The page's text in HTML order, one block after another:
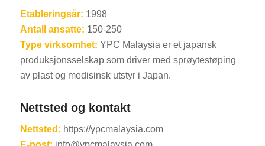
Etableringsår: 1998
Antall ansatte: 150-250
Type virksomhet: YPC Malaysia er et japansk
produksjonsselskap som driver med sprøytestøping
av plast og medisinsk utstyr i Japan.
Nettsted og kontakt
Nettsted: https://ypcmalaysia.com